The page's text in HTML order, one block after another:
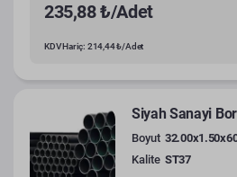
235,88 ₺/Adet
KDV Hariç: 214,44 ₺/Adet
Siyah Sanayi
Boyut
Kalite ST37